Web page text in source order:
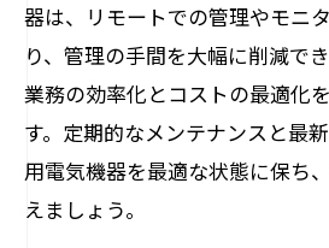
器は、リモートでの管理やモニ
り、管理の手間を大幅に削減で
業務の効率化とコストの最適化
す。定期的なメンテナンスと最
用電気機器を最適な状態に保ち
えましょう。